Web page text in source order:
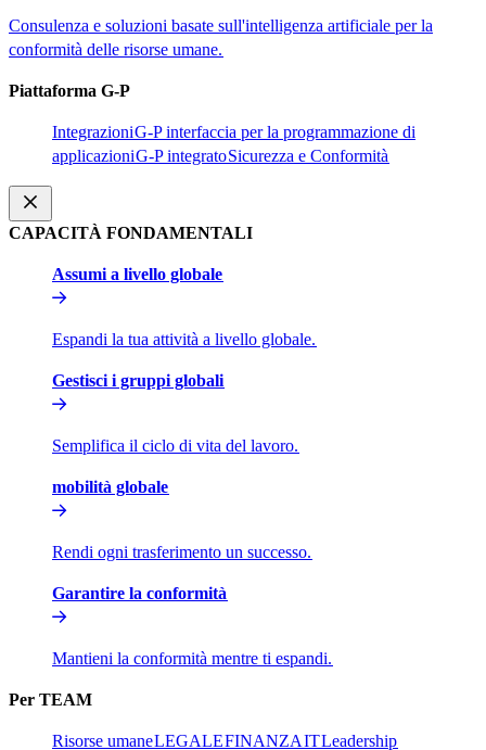
Consulenza e soluzioni basate sull'intelligenza artificiale per la
conformità delle risorse umane.​​
Piattaforma G-P​​
Integrazioni​​G-P interfaccia per la programmazione di
applicazioni​​G-P integrato​​Sicurezza e Conformità​​
CAPACITÀ FONDAMENTALI​​
Assumi a livello globale​​
Espandi la tua attività a livello globale.​​
Gestisci i gruppi globali​​
Semplifica il ciclo di vita del lavoro.​​
mobilità globale​​
Rendi ogni trasferimento un successo.​​
Garantire la conformità​​
Mantieni la conformità mentre ti espandi.​​
Per TEAM​​
Risorse umane​​LEGALE​​FINANZA​​IT​​Leadership​​